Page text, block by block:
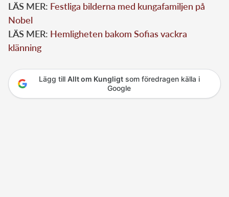
LÄS MER: Festliga bilderna med kungafamiljen på
Nobel
LÄS MER: Hemligheten bakom Sofias vackra
klänning
Lägg till Allt om Kungligtsom föredragen källa i
Google